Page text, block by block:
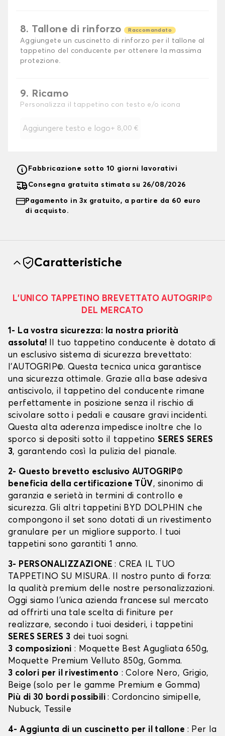
8. Tallone di rinforzo Raccomandato
Aggiungete un cuscinetto di rinforzo per il tallone al
tappetino del conducente per ottenere la massima
protezione.
9. Ricamo
Personalizza il tappetino con testo e/o icona
Aggiungere testo e logo+ 8,00 €
Fabbricazione sotto 10 giorni lavorativi
Consegna gratuita stimata su 26/08/2026
Pagamento in 3x gratuito, a partire da 60 euro
di acquisto.
Caratteristiche
L’UNICO TAPPETINO BREVETTATO AUTOGRIP©
DEL MERCATO
1- La vostra sicurezza: la nostra priorità
assoluta! Il tuo tappetino conducente è dotato di
un esclusivo sistema di sicurezza brevettato:
l’AUTOGRIP©. Questa tecnica unica garantisce
una sicurezza ottimale. Grazie alla base adesiva
antiscivolo, il tappetino del conducente rimane
perfettamente in posizione senza il rischio di
scivolare sotto i pedali e causare gravi incidenti.
Questa alta aderenza impedisce inoltre che lo
sporco si depositi sotto il tappetinoSERES SERES
3, garantendo così la pulizia del pianale.
2- Questo brevetto esclusivo AUTOGRIP©
beneficia della certificazione TÜV, sinonimo di
garanzia e serietà in termini di controllo e
sicurezza. Gli altri tappetini BYD DOLPHIN che
compongono il set sono dotati di un rivestimento
granulare per un migliore supporto. I tuoi
tappetini sono garantiti 1 anno.
3- PERSONALIZZAZIONE: CREA IL TUO
TAPPETINO SU MISURA. Il nostro punto di forza:
la qualità premium delle nostre personalizzazioni.
Oggi siamo l’unica azienda francese sul mercato
ad offrirti una tale scelta di finiture per
realizzare, secondo i tuoi desideri, i tappetini
SERES SERES 3 dei tuoi sogni.
3 composizioni : Moquette Best Agugliata 650g,
Moquette Premium Velluto 850g, Gomma.
3 colori per il rivestimento : Colore Nero, Grigio,
Beige (solo per le gamme Premium e Gomma)
Più di 30 bordi possibili: Cordoncino simipelle,
Nubuck, Tessile
4- Aggiunta di un cuscinetto per il tallone : Per la